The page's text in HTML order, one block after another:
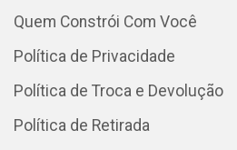
Quem Constrói Com Você
Política de Privacidade
Política de Troca e Devolução
Política de Retirada